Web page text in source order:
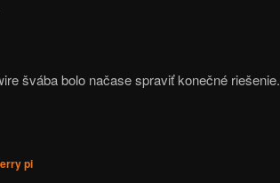
švába bolo načase spraviť konečné riešenie.
pi